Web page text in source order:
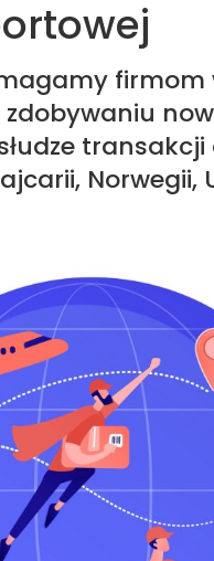
firmom
Norwegii,